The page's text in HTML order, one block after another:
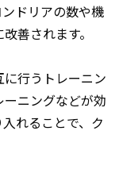
ドリアの数や機
善されます。
行うトレーニン
ニングなどが効
れることで、ク